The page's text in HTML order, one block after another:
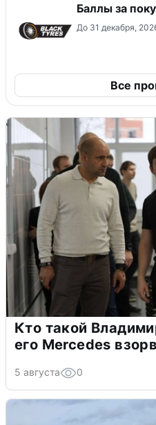
Баллы за
До 31 декабря,
Все
Кто такой
его Mercedes
5 августа 0